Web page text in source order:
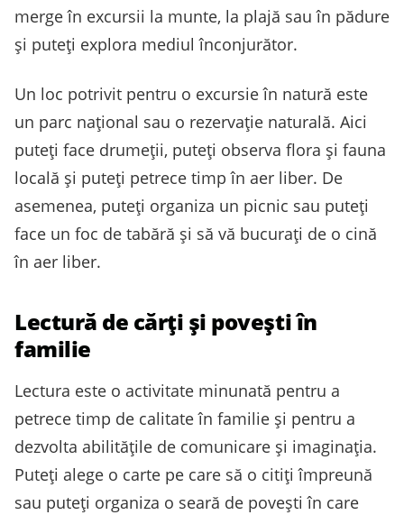
merge în excursii la munte, la plajă sau în pădure
și puteți explora mediul înconjurător.
Un loc potrivit pentru o excursie în natură este
un parc național sau o rezervație naturală. Aici
puteți face drumeții, puteți observa flora și fauna
locală și puteți petrece timp în aer liber. De
asemenea, puteți organiza un picnic sau puteți
face un foc de tabără și să vă bucurați de o cină
în aer liber.
Lectură de cărți și povești în
familie
Lectura este o activitate minunată pentru a
petrece timp de calitate în familie și pentru a
dezvolta abilitățile de comunicare și imaginația.
Puteți alege o carte pe care să o citiți împreună
sau puteți organiza o seară de povești în care